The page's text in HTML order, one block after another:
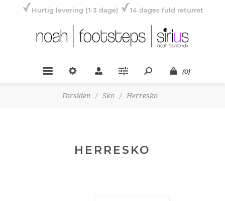
Hurtig levering (1-3 dage) 14 dages fuld returret
(0)
Forsiden / Sko / Herresko
HERRESKO